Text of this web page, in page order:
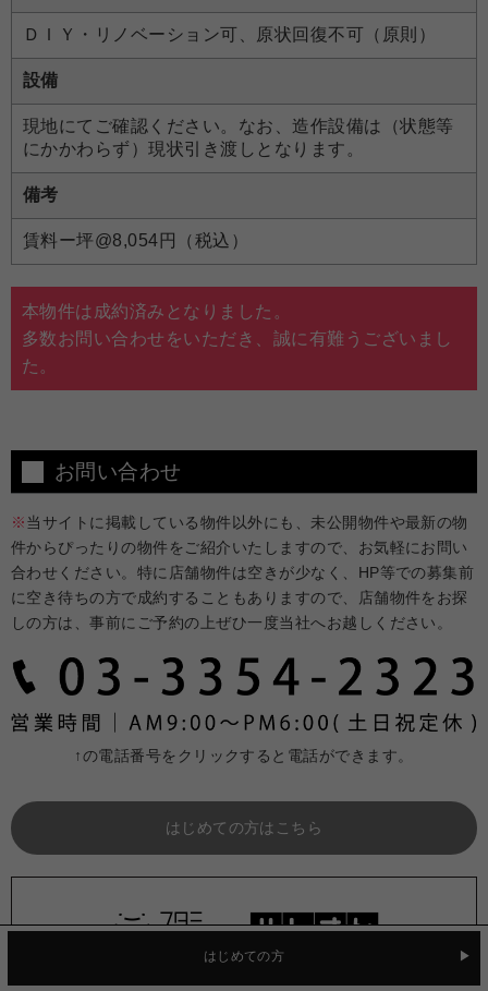
ＤＩＹ・リノベーション可、原状回復不可（原則）
設備
現地にてご確認ください。なお、造作設備は（状態等
にかかわらず）現状引き渡しとなります。
備考
賃料ー坪@8,054円（税込）
本物件は成約済みとなりました。
多数お問い合わせをいただき、誠に有難うございまし
た。
お問い合わせ
※当サイトに掲載している物件以外にも、未公開物件や最新の物
件からぴったりの物件をご紹介いたしますので、お気軽にお問い
合わせください。特に店舗物件は空きが少なく、HP等での募集前
に空き待ちの方で成約することもありますので、店舗物件をお探
しの方は、事前にご予約の上ぜひ一度当社へお越しください。
↑の電話番号をクリックすると電話ができます。
はじめての方はこちら
はじめての方